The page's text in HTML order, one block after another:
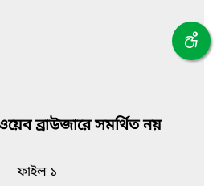
ব্রাউজারে সমর্থিত নয়
ফাইল ১